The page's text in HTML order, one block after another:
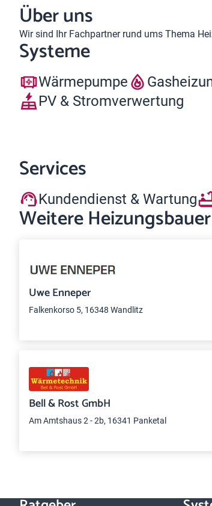
Über uns
Wir sind Ihr Fachpartner rund ums Thema
Systeme
Wärmepumpe
PV & Stromverwertung
Services
Kundendienst & Wartung
Weitere
Uwe Enneper
Falkenkorso 5, 16348 Wandlitz
Bell & Rost GmbH
Am Amtshaus 2 - 2b, 16341 Panketal